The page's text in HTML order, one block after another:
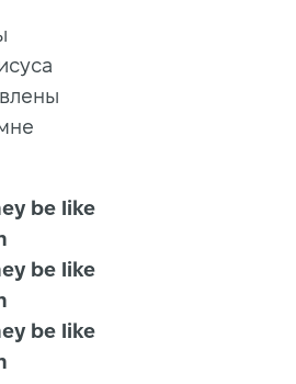
be like
be like
be like